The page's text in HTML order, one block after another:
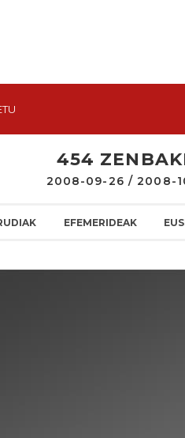
454
2008-09-26 / 2008-
EFEMERIDEAK